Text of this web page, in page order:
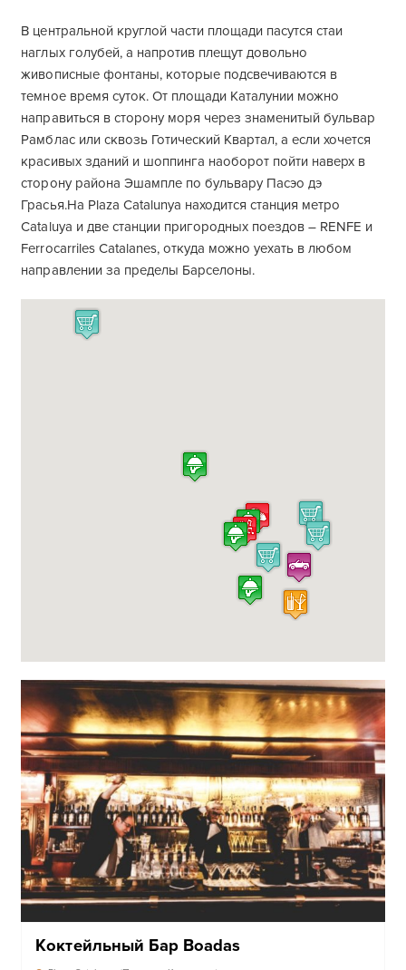
В центральной круглой части площади пасутся стаи
наглых голубей, а напротив плещут довольно
живописные фонтаны, которые подсвечиваются в
темное время суток. От площади Каталунии можно
направиться в сторону моря через знаменитый бульвар
Рамблас или сквозь Готический Квартал, а если хочется
красивых зданий и шоппинга наоборот пойти наверх в
сторону района Эшампле по бульвару Пасэо дэ
Грасья.На Plaza Catalunya находится станция метро
Cataluya и две станции пригородных поездов – RENFE и
Ferrocarriles Catalanes, откуда можно уехать в любом
направлении за пределы Барселоны.
Коктейльный Бар Boadas